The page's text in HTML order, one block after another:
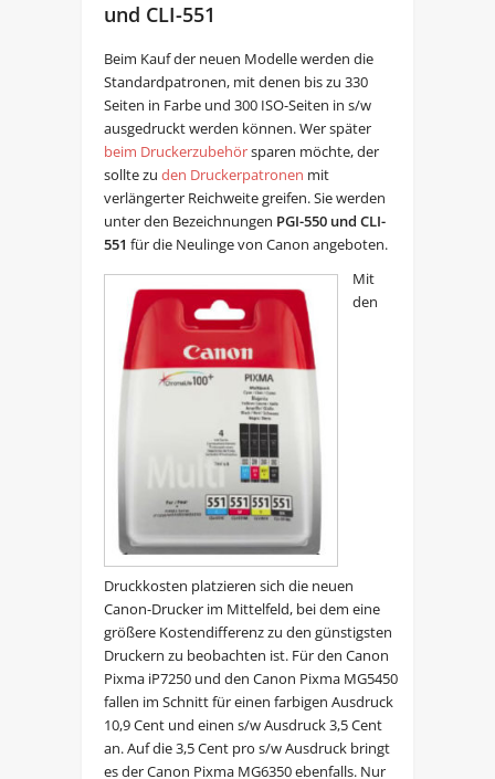
und CLI-551
Beim Kauf der neuen Modelle werden die
Standardpatronen, mit denen bis zu 330
Seiten in Farbe und 300 ISO-Seiten in s/w
ausgedruckt werden können. Wer später
beim Druckerzubehörsparen möchte, der
sollte zu den Druckerpatronen mit
verlängerter Reichweite greifen. Sie werden
unter den Bezeichnungen PGI-550 und CLI-
551 für die Neulinge von Canon angeboten.
Mit
den
Druckkosten platzieren sich die neuen
Canon-Drucker im Mittelfeld, bei dem eine
größere Kostendifferenz zu den günstigsten
Druckern zu beobachten ist. Für den Canon
Pixma iP7250 und den Canon Pixma MG5450
fallen im Schnitt für einen farbigen Ausdruck
10,9 Cent und einen s/w Ausdruck 3,5 Cent
an. Auf die 3,5 Cent pro s/w Ausdruck bringt
es der Canon Pixma MG6350 ebenfalls. Nur